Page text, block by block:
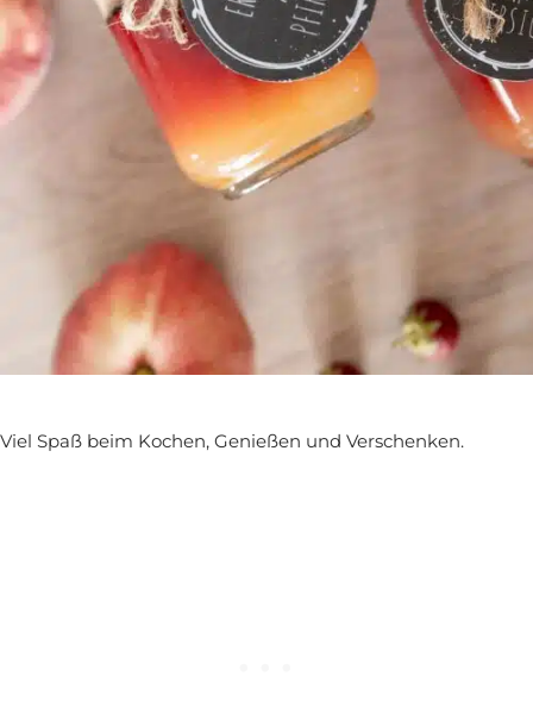
Viel Spaß beim Kochen, Genießen und Verschenken.